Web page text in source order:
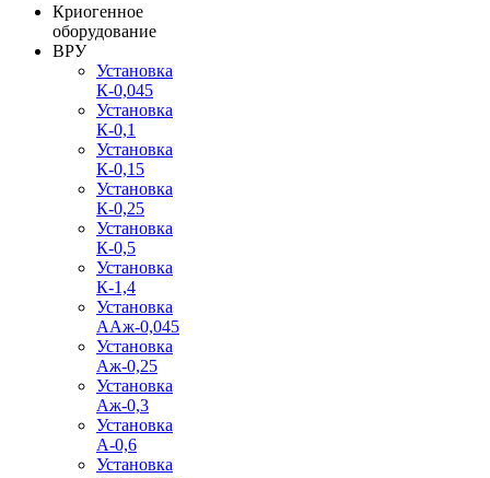
Криогенное
оборудование
ВРУ
Установка
К-0,045
Установка
К-0,1
Установка
К-0,15
Установка
К-0,25
Установка
К-0,5
Установка
К-1,4
Установка
ААж-0,045
Установка
Аж-0,25
Установка
Аж-0,3
Установка
А-0,6
Установка